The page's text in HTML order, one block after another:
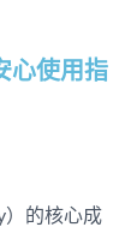
心使用指
）的核心成